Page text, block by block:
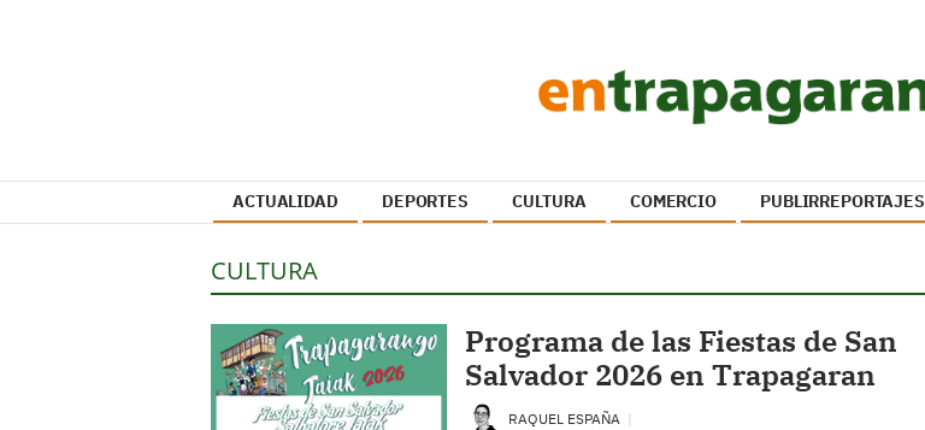
ACTUALIDAD DEPORTES CULTURA COMERCIO PUBLIRREPORTAJES
CULTURA
Programa de las Fiestas de San
Salvador 2026 en Trapagaran
RAQUEL ESPAÑA